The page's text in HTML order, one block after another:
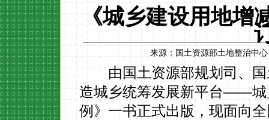
《城乡建设用地增
来源：国土资源部土地整治中心
由国土资源部规划司、国
造城乡统筹发展新平台——城
例》一书正式出版，现面向